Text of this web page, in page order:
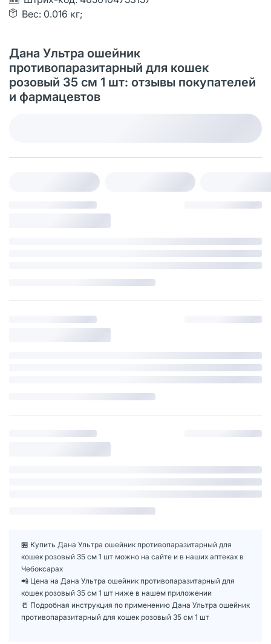
Вес: 0.016 кг;
Дана Ультра ошейник
противопаразитарный для кошек
розовый 35 см 1 шт: отзывы покупателей
и фармацевтов
🏪 Купить Дана Ультра ошейник противопаразитарный для
кошек розовый 35 см 1 шт можно на сайте и в наших аптеках в
Чебоксарах
📲 Цена на Дана Ультра ошейник противопаразитарный для
кошек розовый 35 см 1 шт ниже в нашем приложении
📒 Подробная инструкция по применению Дана Ультра ошейник
противопаразитарный для кошек розовый 35 см 1 шт